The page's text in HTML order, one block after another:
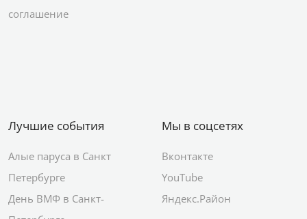
соглашение
Лучшие события
Алые паруса в Санкт
Петербурге
День ВМФ в Санкт-
Мы в соцсетях
Вконтакте
YouTube
Яндекс.Район